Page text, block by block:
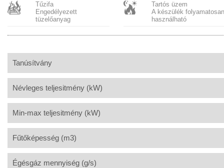
Tűzifa
Engedélyezett
tüzelőanyag
Tartós üzem
A készülék folyamatosan
használható
Tanúsítvány
Névleges teljesitmény (kW)
Min-max teljesitmény (kW)
Fűtőképesség (m3)
Égésgáz mennyiség (g/s)